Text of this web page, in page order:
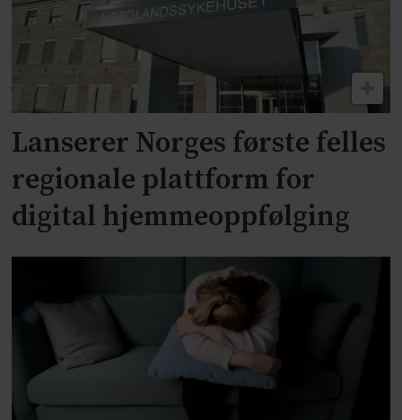
Lanserer Norges første felles
regionale plattform for
digital hjemmeoppfølging